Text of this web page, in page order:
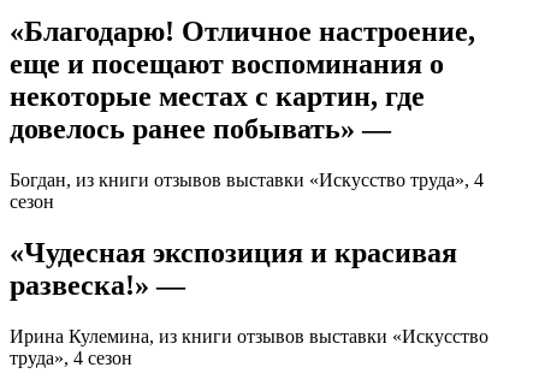
«Благодарю! Отличное настроение,
еще и посещают воспоминания о
некоторые местах с картин, где
довелось ранее побывать» —
Богдан, из книги отзывов выставки «Искусство труда», 4
сезон
«Чудесная экспозиция и красивая
развеска!» —
Ирина Кулемина, из книги отзывов выставки «Искусство
труда», 4 сезон